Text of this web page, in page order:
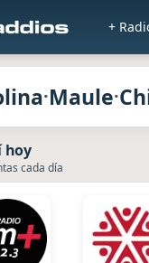
+
Molina ·
·Maule·
hoy
cada día